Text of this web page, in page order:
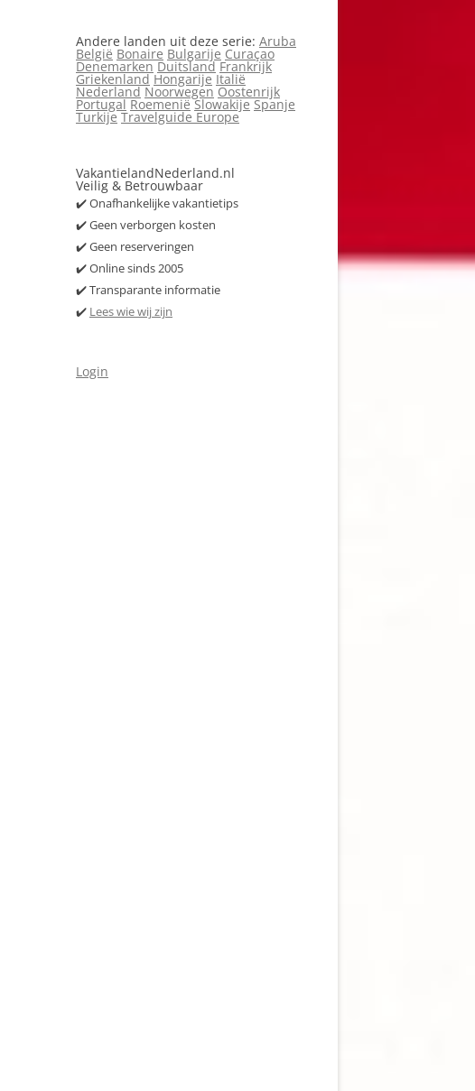
Andere landen uit deze serie: Aruba
België Bonaire Bulgarije Curaçao
Denemarken Duitsland Frankrijk
Griekenland Hongarije Italië
Nederland Noorwegen Oostenrijk
Portugal Roemenië Slowakije Spanje
Turkije Travelguide Europe
VakantielandNederland.nl
Veilig & Betrouwbaar
✔️ Onafhankelijke vakantietips
✔️ Geen verborgen kosten
✔️ Geen reserveringen
✔️ Online sinds 2005
✔️ Transparante informatie
✔️ Lees wie wij zijn
Login